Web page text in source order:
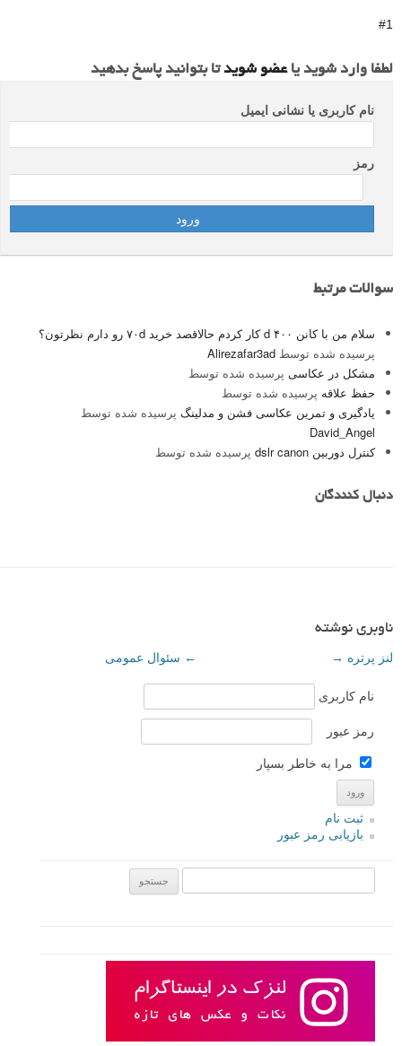
#1
لطفا وارد شوید یاعضو شویدتا بتوانید پاسخ بدهید
نام کاربری یا نشانی ایمیل
رمز
سوالات مرتبط
سلام من با کانن ۴٠٠ d کار کردم حالاقصد خرید ٧٠d رو دارم نظرتون؟
پرسیده شده توسط Alirezafar3ad
مشکل در عکاسی پرسیده شده توسط
حفظ علاقه پرسیده شده توسط
یادگیری و تمرین عکاسی فشن و مدلینگ پرسیده شده توسط
David_Angel
کنترل دوربین dslr canon
پرسیده شده توسط
دنبال کنندگان
ناوبری نوشته
← سئوال عمومی لنز پرتره →
نام کاربری
رمز عبور
مرا به خاطر بسپار
ثبت نام
بازیابی رمز عبور